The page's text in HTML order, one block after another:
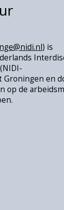
) is
Groningen en
op de